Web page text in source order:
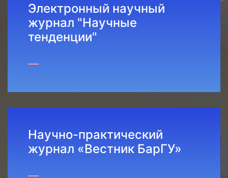
Электронный научный
журнал "Научные
тенденции"
Научно-практический
журнал «Вестник БарГУ»